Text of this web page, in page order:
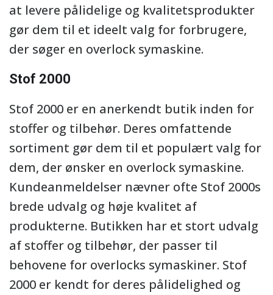
at levere pålidelige og kvalitetsprodukter
gør dem til et ideelt valg for forbrugere,
der søger en overlock symaskine.
Stof 2000
Stof 2000 er en anerkendt butik inden for
stoffer og tilbehør. Deres omfattende
sortiment gør dem til et populært valg for
dem, der ønsker en overlock symaskine.
Kundeanmeldelser nævner ofte Stof 2000s
brede udvalg og høje kvalitet af
produkterne. Butikken har et stort udvalg
af stoffer og tilbehør, der passer til
behovene for overlocks symaskiner. Stof
2000 er kendt for deres pålidelighed og